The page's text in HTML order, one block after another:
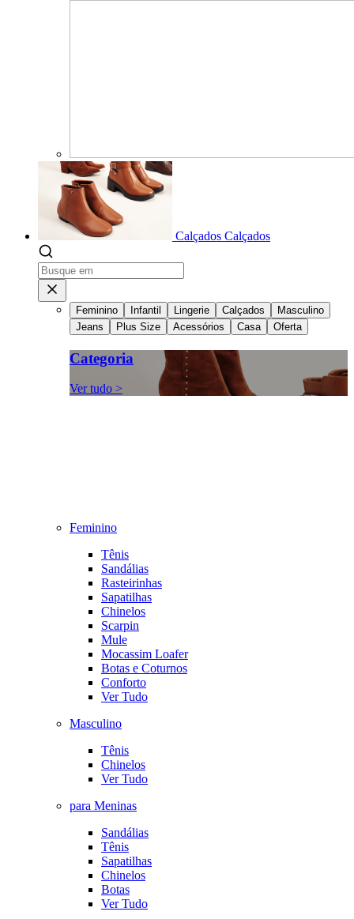
Calçados Calçados
Feminino Infantil Lingerie Calçados
Masculino
Jeans
Plus Size Acessórios Casa Oferta
Categoria
Ver tudo >
Feminino
Tênis
Sandálias
Rasteirinhas
Sapatilhas
Chinelos
Scarpin
Mule
Mocassim Loafer
Botas e Coturnos
Conforto
Ver Tudo
Masculino
Tênis
Chinelos
Ver Tudo
para Meninas
Sandálias
Tênis
Sapatilhas
Chinelos
Botas
Ver Tudo